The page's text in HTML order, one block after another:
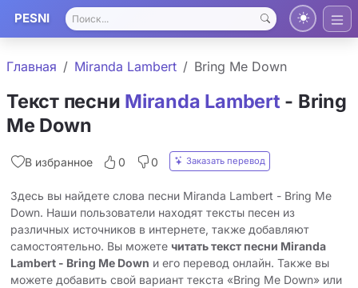
PESNI
Главная Miranda Lambert Bring Me Down
Текст песни Miranda Lambert - Bring
Me Down
В избранное 0 0 Заказать перевод
Здесь вы найдете слова песни Miranda Lambert - Bring Me
Down. Наши пользователи находят тексты песен из
различных источников в интернете, также добавляют
самостоятельно. Вы можете читать текст песни Miranda
Lambert - Bring Me Down и его перевод онлайн. Также вы
можете добавить свой вариант текста «Bring Me Down» или